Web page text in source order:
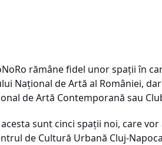
rămâne fidel unor spații în
Național de Artă al României,
de Artă Contemporană sau
sunt cinci spații noi, care
de Cultură Urbană Cluj-